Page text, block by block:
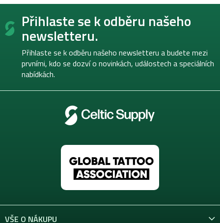
Z
Přihlaste se k odběru našeho
newsletteru.
Přihlaste se k odběru našeho newsletteru a budete mezi
prvními, kdo se dozví o novinkách, událostech a speciálních
nabídkách.
VŠE O NÁKUPU